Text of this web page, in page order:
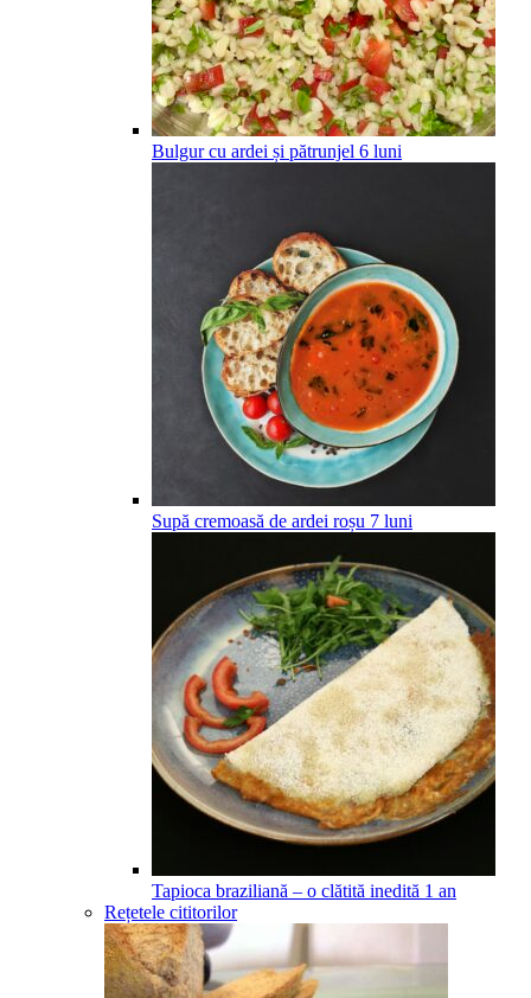
Bulgur cu ardei și pătrunjel 6 luni
Supă cremoasă de ardei roșu 7 luni
Tapioca braziliană – o clătită inedită 1 an
Rețetele cititorilor